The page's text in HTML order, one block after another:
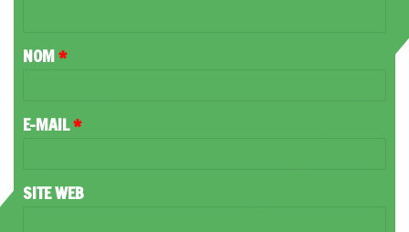
A
R
NOM*
E-MAIL*
SITE WEB